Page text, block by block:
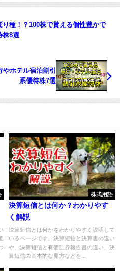
り種！？100株で貰える個性豊かで
株8選
やホテル宿泊割引
系優待株7選
株式用語
決算短信とは何か？わかりやす
く解説
決算短信とは何かをわかりやすく説明して
いるページです。決算短信と決算書の違い
や、決算短信と有価証券報告書の違い、決
算短信の基本的な見方などを...